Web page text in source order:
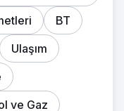
BT
Ulaşım
ve Gaz